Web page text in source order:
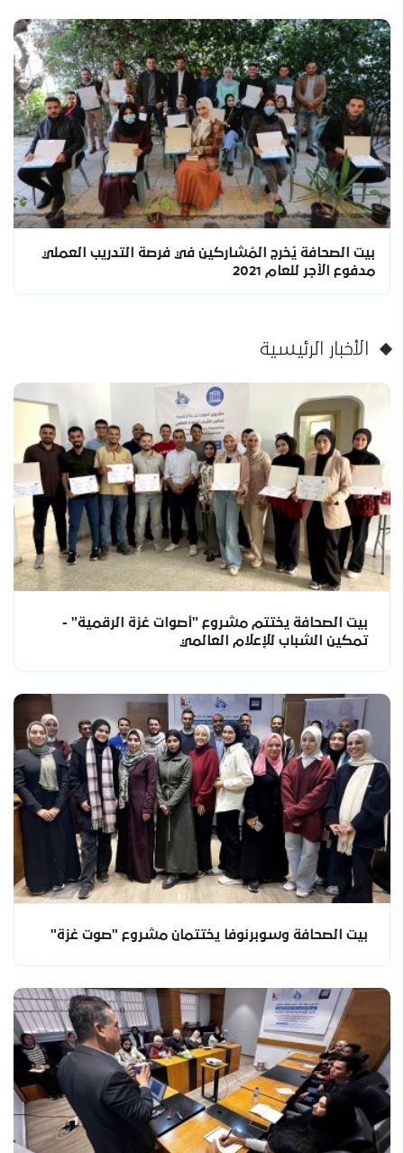
بيت الصحافة يُخرج المُشاركين في فرصة التدريب العملي
مدفوع الأجر للعام 2021
الأخبار الرئيسية
بيت الصحافة يختتم مشروع "أصوات غزة الرقمية" -
تمكين الشباب للإعلام العالمي
بيت الصحافة وسوبرنوفا يختتمان مشروع "صوت غزة"